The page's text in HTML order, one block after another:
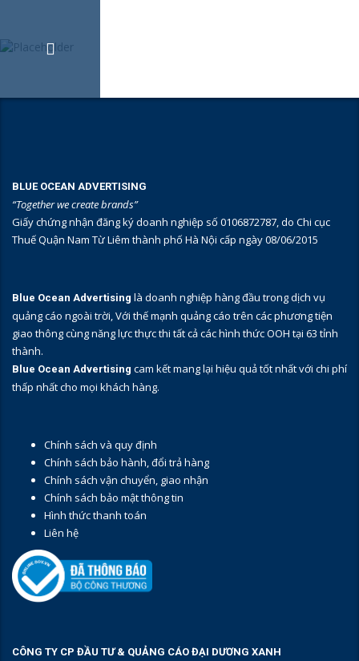
BLUE OCEAN ADVERTISING
“Together we create brands”
Giấy chứng nhận đăng ký doanh nghiệp số 0106872787, do Chi cục
Thuế Quận Nam Từ Liêm thành phố Hà Nội cấp ngày 08/06/2015
Blue Ocean Advertising là doanh nghiệp hàng đầu trong dịch vụ
quảng cáo ngoài trời, Với thế mạnh quảng cáo trên các phương tiện
giao thông cùng năng lực thực thi tất cả các hình thức OOH tại 63 tỉnh
thành.
Blue Ocean Advertising cam kết mang lại hiệu quả tốt nhất với chi phí
thấp nhất cho mọi khách hàng.
Chính sách và quy định
Chính sách bảo hành, đổi trả hàng
Chính sách vận chuyển, giao nhận
Chính sách bảo mật thông tin
Hình thức thanh toán
Liên hệ
CÔNG TY CP ĐẦU TƯ & QUẢNG CÁO ĐẠI DƯƠNG XANH